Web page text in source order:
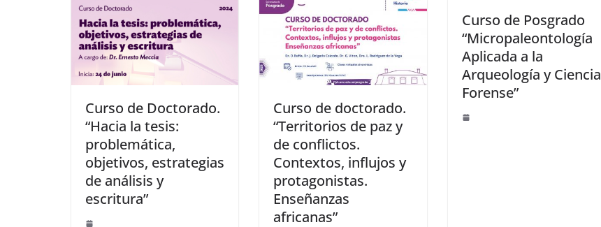
Curso de Doctorado.
“Hacia la tesis:
problemática,
objetivos, estrategias
de análisis y
escritura”
Curso de doctorado.
“Territorios de paz y
de conflictos.
Contextos, influjos y
protagonistas.
Enseñanzas
africanas”
Curso de Posgrado
“Micropaleontología
Aplicada a la
Arqueología y Ciencia
Forense”